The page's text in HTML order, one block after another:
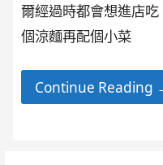
爾經過時都會想進店吃
個涼麵再配個小菜
Continue Reading